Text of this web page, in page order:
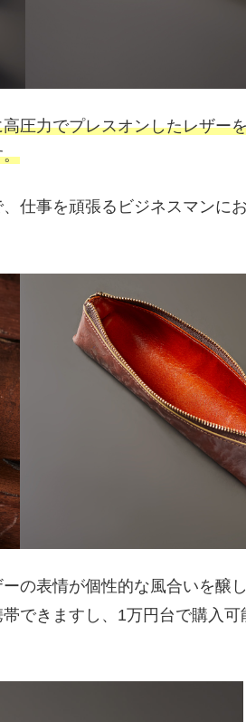
圧力でプレスオンしたレザー
。
仕事を頑張るビジネスマンに
の表情が個性的な風合いを醸
できますし、1万円台で購入